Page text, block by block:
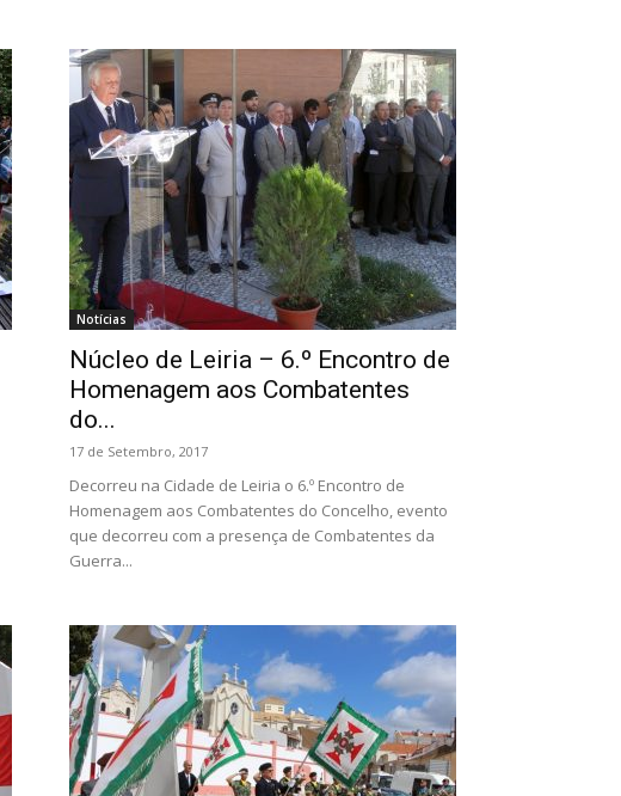
Notícias
Núcleo de Leiria – 6.º Encontro de
Homenagem aos Combatentes
do...
17 de Setembro, 2017
Decorreu na Cidade de Leiria o 6.º Encontro de
Homenagem aos Combatentes do Concelho, evento
que decorreu com a presença de Combatentes da
Guerra...